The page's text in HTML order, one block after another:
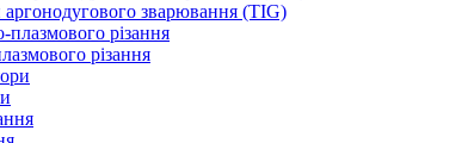
аргонодугового зварювання (TIG)
різання